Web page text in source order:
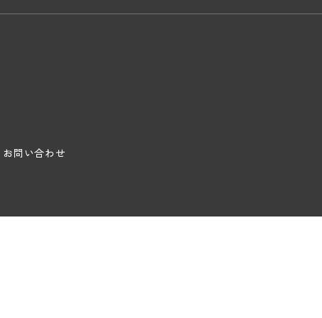
お問い合わせ